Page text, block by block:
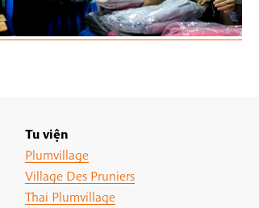
Tu viện
Plumvillage
Village Des Pruniers
Thai Plumvillage